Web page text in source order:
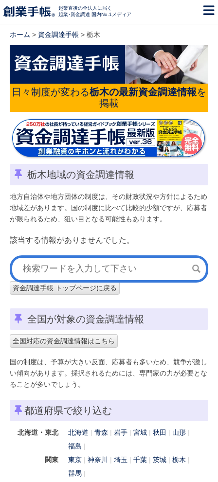
起業直後の全法人に届く
起業･資金調達 国内No.1メディア
ホーム > 資金調達手帳 > 栃木
日々制度が変わる栃木の最新資金調達情報を
掲載
栃木地域の資金調達情報
地方自治体や地方団体の制度は、その財政状況や方針によるため
地域差があります。国の制度に比べて比較的少額ですが、応募者
が限られるため、狙い目となる可能性もあります。
該当する情報がありませんでした。
資金調達手帳 トップページに戻る
全国が対象の資金調達情報
全国対応の資金調達情報はこちら
国の制度は、予算が大きい反面、応募者も多いため、競争が激し
い傾向があります。採択されるためには、専門家の力が必要とな
ることが多いでしょう。
都道府県で絞り込む
北海道・東北 北海道 青森 岩手 宮城 秋田
山形
福島
関東
東京 神奈川 埼玉 千葉 茨城
栃木
群馬